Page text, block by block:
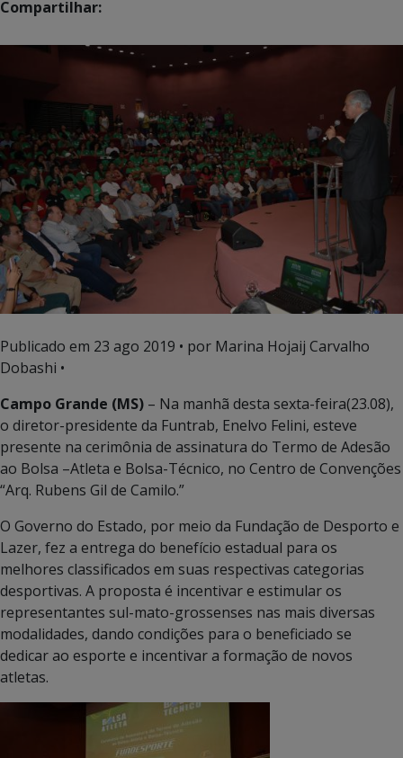
Compartilhar:
Publicado em 23 ago 2019 • por Marina Hojaij Carvalho
Dobashi •
Campo Grande (MS) – Na manhã desta sexta-feira(23.08),
o diretor-presidente da Funtrab, Enelvo Felini, esteve
presente na cerimônia de assinatura do Termo de Adesão
ao Bolsa –Atleta e Bolsa-Técnico, no Centro de Convenções
“Arq. Rubens Gil de Camilo.”
O Governo do Estado, por meio da Fundação de Desporto e
Lazer, fez a entrega do benefício estadual para os
melhores classificados em suas respectivas categorias
desportivas. A proposta é incentivar e estimular os
representantes sul-mato-grossenses nas mais diversas
modalidades, dando condições para o beneficiado se
dedicar ao esporte e incentivar a formação de novos
atletas.